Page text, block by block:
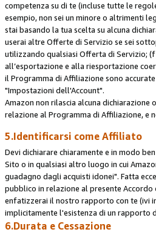
competenza su di te (incluse tutte le
esempio, non sei un minore o altrimenti
stai basando la tua scelta su alcuna
userai altre Offerte di Servizio se sei
utilizzando qualsiasi Offerta di Servizio;
all’esportazione e alla riesportazione
il Programma di Affiliazione sono
"Impostazioni dell'Account".
Amazon non rilascia alcuna
relazione al Programma di Affiliazione, e
5.Identificarsi come Affiliato
Devi dichiarare chiaramente e in modo
Sito o in qualsiasi altro luogo in cui
guadagno dagli acquisti idonei". Fatta
pubblico in relazione al presente
enfatizzerai il nostro rapporto con te (ivi
implicitamente l'esistenza di un rapporto
6.Durata e Cessazione